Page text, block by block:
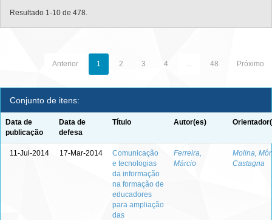
Resultado 1-10 de 478.
Anterior 1 2 3 4 ... 48 Próximo
Conjunto de itens:
Data de
publicação
Data de
defesa
Título Autor(es)
11-Jul-2014 17-Mar-2014
Comunicação
e tecnologias
da informação
na formação de
educadores
para ampliação
das
Ferreira,
Márcio
Molina,
Castagna